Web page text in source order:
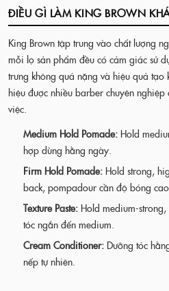
ĐIỀU GÌ LÀM KING BROWN
King Brown tập trung vào chất lượng
mỗi lọ sản phẩm đều có cảm giác sử
trưng không quá nặng và hiệu quả
hiệu được nhiều barber chuyên
việc.
Medium Hold Pomade: Hold
hợp dùng hằng ngày.
Firm Hold Pomade: Hold strong,
back, pompadour cần độ bóng
Texture Paste: Hold medium-
tóc ngắn đến medium.
Cream Conditioner: Dưỡng tóc
nếp tự nhiên.